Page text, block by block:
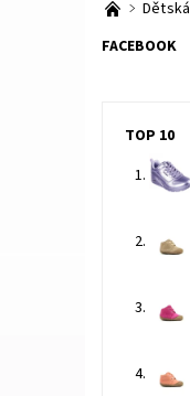
FACEBOOK
TOP 10